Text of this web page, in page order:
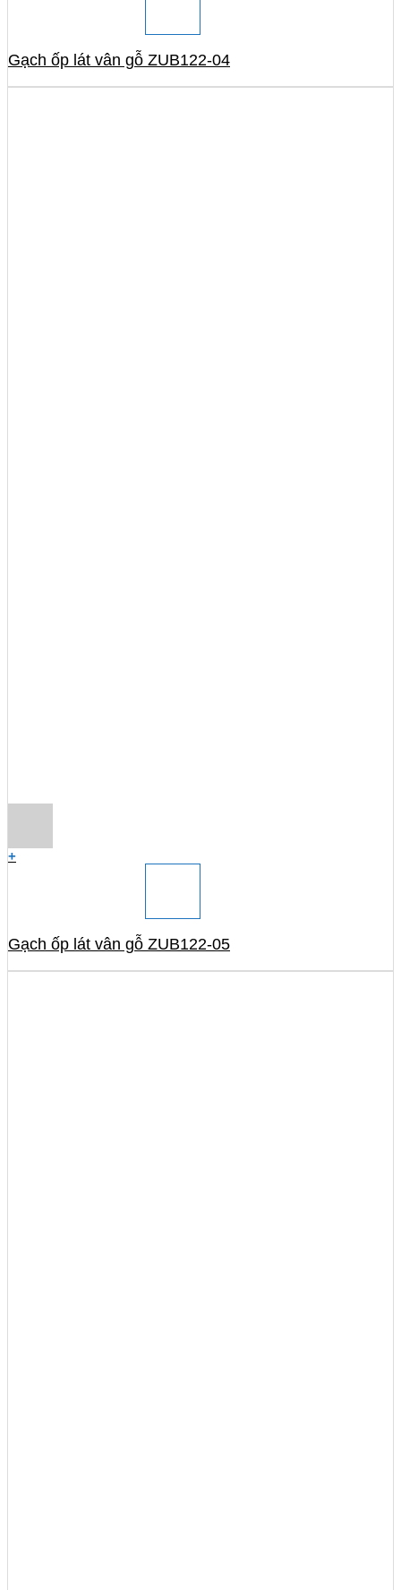
Gạch ốp lát vân gỗ ZUB122-04
+
Gạch ốp lát vân gỗ ZUB122-05